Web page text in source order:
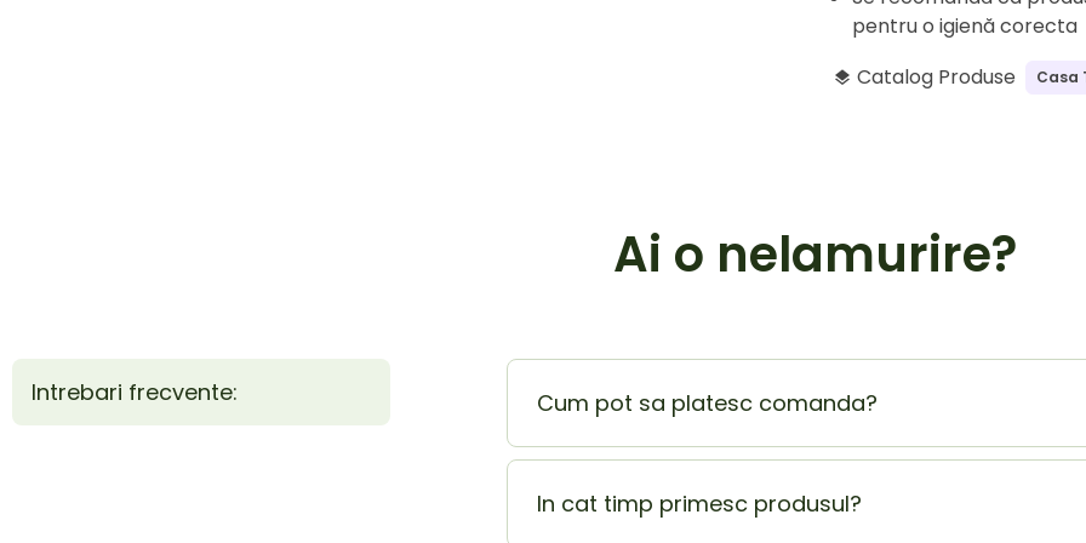
pentru o igienă corecta
layers Catalog Produse Casa
Ai o nelamurire?
Intrebari frecvente: Cum pot sa platesc comanda?
Plata la livrare (ramburs) este cel mai sigur si mai usor
beneficiezi de o extra reducere de 5% din totalul comenzii.
In cat timp primesc produsul?